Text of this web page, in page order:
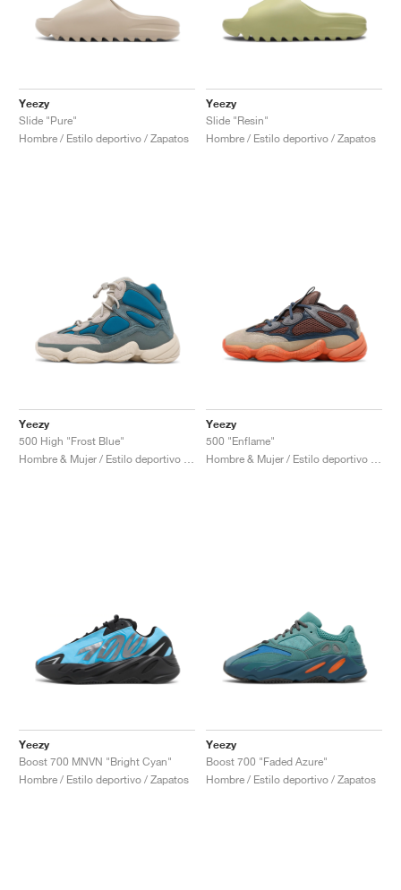
Yeezy
Slide "Pure"
Hombre / Estilo deportivo / Zapatos
Yeezy
Slide "Resin"
Hombre / Estilo deportivo / Zapatos
Yeezy
500 High "Frost Blue"
Yeezy
500 "Enflame"
Yeezy
Boost 700 MNVN "Bright Cyan"
Hombre / Estilo deportivo / Zapatos
Yeezy
Boost 700 "Faded Azure"
Hombre / Estilo deportivo / Zapatos